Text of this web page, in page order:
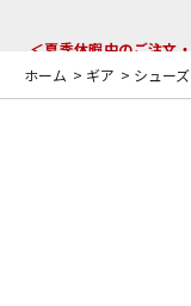
ホーム > ギア > シューズ